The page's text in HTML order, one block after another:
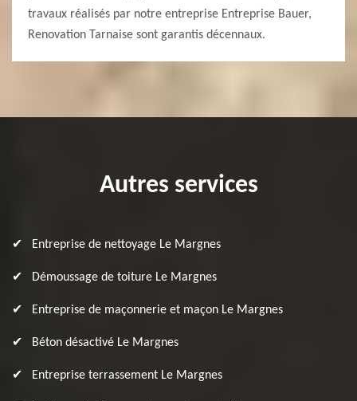
travaux réalisés par notre entreprise Entreprise Bauer,
Renovation Tarnaise sont garantis décennaux.
Autres services
Entreprise de nettoyage Le Margnes
Démoussage de toiture Le Margnes
Entreprise de maçonnerie et maçon Le Margnes
Béton désactivé Le Margnes
Entreprise terrassement Le Margnes